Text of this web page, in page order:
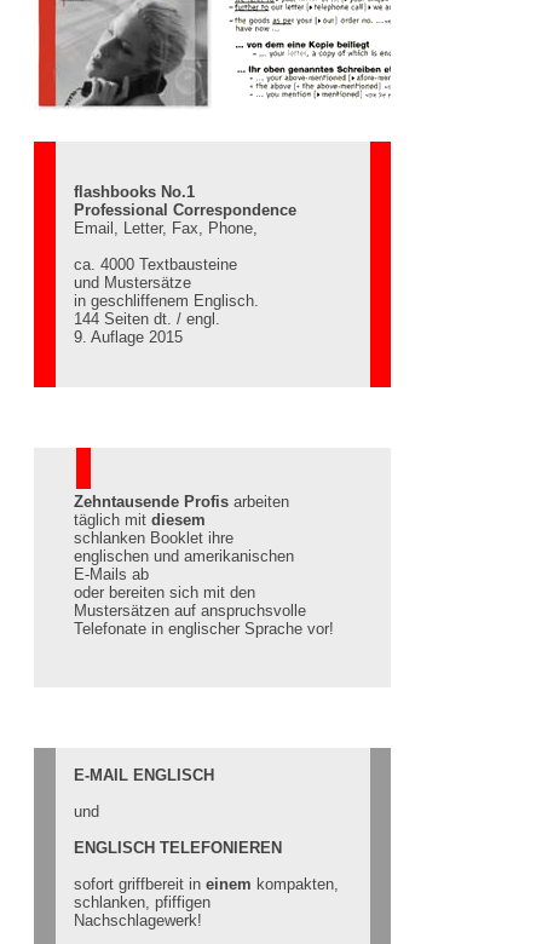
flashbooks No.1
Professional Correspondence
Email, Letter, Fax, Phone,
ca. 4000 Textbausteine
und Mustersätze
in geschliffenem Englisch.
144 Seiten dt. / engl.
9. Auflage 2015
Zehntausende Profis arbeiten
täglich mit diesem
schlanken Booklet ihre
englischen und amerikanischen
E-Mails ab
oder bereiten sich mit den
Mustersätzen auf anspruchsvolle
Telefonate in englischer Sprache vor!
E-MAIL ENGLISCH
und
ENGLISCH TELEFONIEREN
sofort griffbereit in einem kompakten,
schlanken, pfiffigen
Nachschlagewerk!